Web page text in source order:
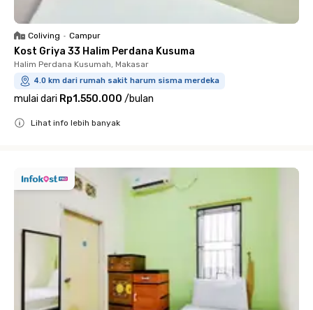
Coliving • Campur
Kost Griya 33 Halim Perdana Kusuma
Halim Perdana Kusumah, Makasar
4.0 km dari rumah sakit harum sisma merdeka
mulai dari Rp1.550.000 /bulan
Lihat info lebih banyak